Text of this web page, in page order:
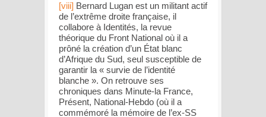
[viii] Bernard Lugan est un militant actif
de l’extrême droite française, il
collabore à Identités, la revue
théorique du Front National où il a
prôné la création d’un État blanc
d’Afrique du Sud, seul susceptible de
garantir la « survie de l’identité
blanche ». On retrouve ses
chroniques dans Minute-la France,
Présent, National-Hebdo (où il a
commémoré la mémoire de l’ex-SS